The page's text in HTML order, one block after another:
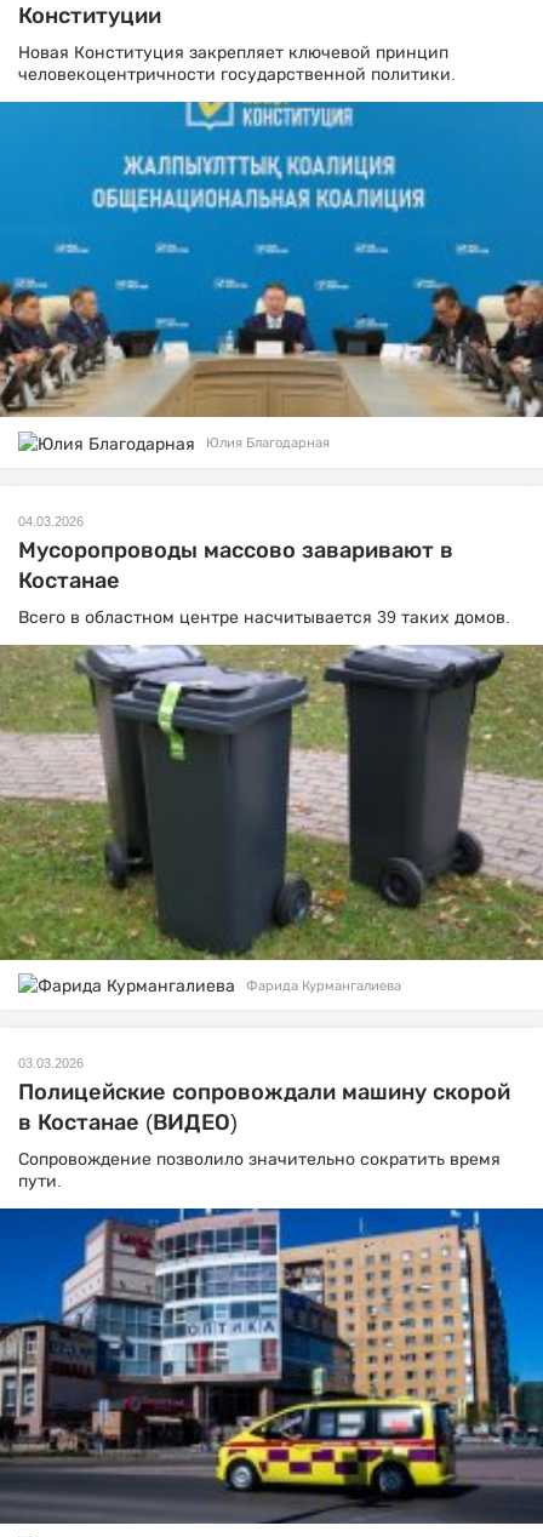
Конституции
Новая Конституция закрепляет ключевой принцип
человекоцентричности государственной политики.
Юлия Благодарная
04.03.2026
Мусоропроводы массово заваривают в
Костанае
Всего в областном центре насчитывается 39 таких домов.
Фарида Курмангалиева
03.03.2026
Полицейские сопровождали машину скорой
в Костанае (ВИДЕО)
Сопровождение позволило значительно сократить время
пути.